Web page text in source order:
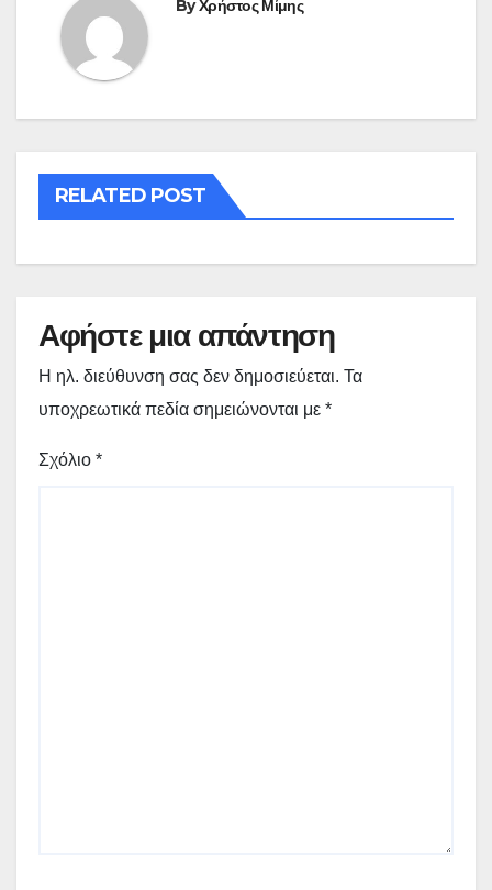
ByΧρήστος Μίμης
RELATED POST
Αφήστε μια απάντηση
Η ηλ. διεύθυνση σας δεν δημοσιεύεται. Τα
υποχρεωτικά πεδία σημειώνονται με *
Σχόλιο *